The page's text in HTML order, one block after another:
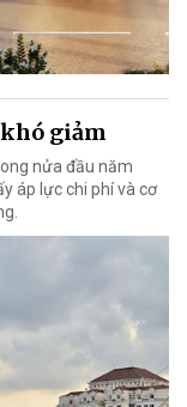
giảm
nửa đầu năm
áp lực chi phí và cơ